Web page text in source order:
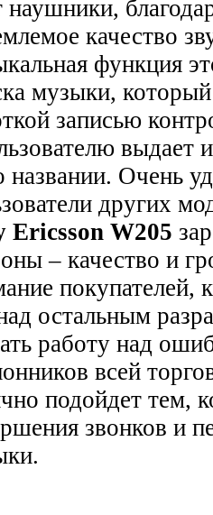
наушники,
качество
функция
музыки, который
записью
выдает
названии. Очень
других
Ericsson W205
– качество и
покупателей,
остальным
работу над
всей
подойдет тем,
звонков и